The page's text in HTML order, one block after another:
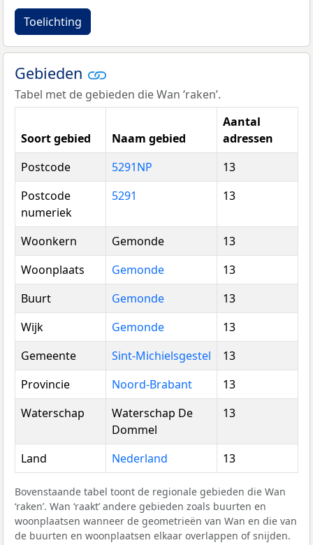
Toelichting
Gebieden
Tabel met de gebieden die Wan ‘raken’.
Soort gebied Naam gebied
Aantal
adressen
Postcode
5291NP
13
Postcode
numeriek
5291 13
Woonkern Gemonde
13
Woonplaats
Gemonde
13
Buurt
Gemonde
13
Wijk
Gemonde
13
Gemeente
Sint-Michielsgestel
13
Provincie
Noord-Brabant
13
Waterschap
Waterschap De
Dommel
13
Land Nederland 13
Bovenstaande tabel toont de regionale gebieden die Wan
‘raken’. Wan ‘raakt’ andere gebieden zoals buurten en
woonplaatsen wanneer de geometrieën van Wan en die van
de buurten en woonplaatsen elkaar overlappen of snijden.